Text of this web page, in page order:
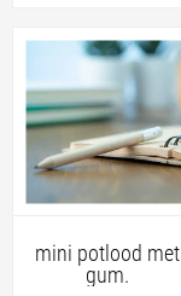
mini potlood met
gum.